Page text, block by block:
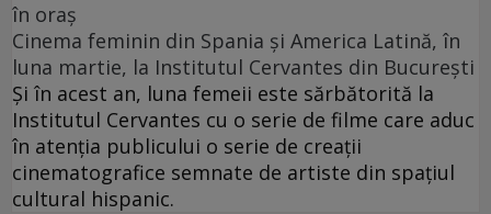
în oraș
Cinema feminin din Spania și America Latină, în
luna martie, la Institutul Cervantes din București
Și în acest an, luna femeii este sărbătorită la
Institutul Cervantes cu o serie de filme care aduc
în atenția publicului o serie de creații
cinematografice semnate de artiste din spațiul
cultural hispanic.